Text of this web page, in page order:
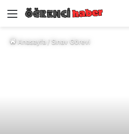
Menü
Anasayfa/Sınav Görevi